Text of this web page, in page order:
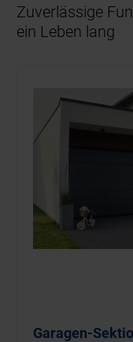
Zuverlässige
ein Leben lang
Garagen-